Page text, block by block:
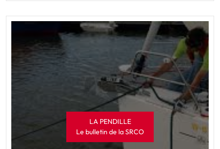
LA PENDILLE
Le bulletin de la SRCO